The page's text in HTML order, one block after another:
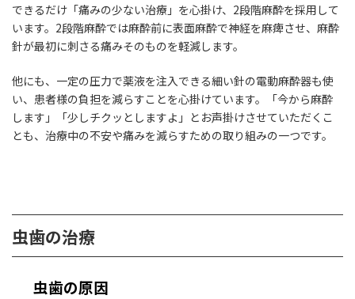
できるだけ「痛みの少ない治療」を心掛け、2段階麻酔を採用して
います。2段階麻酔では麻酔前に表面麻酔で神経を麻痺させ、麻酔
針が最初に刺さる痛みそのものを軽減します。
他にも、一定の圧力で薬液を注入できる細い針の電動麻酔器も使
い、患者様の負担を減らすことを心掛けています。「今から麻酔
します」「少しチクッとしますよ」とお声掛けさせていただくこ
とも、治療中の不安や痛みを減らすための取り組みの一つです。
虫歯の治療
虫歯の原因